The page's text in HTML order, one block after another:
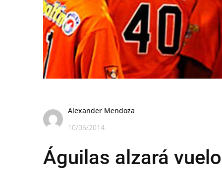
Alexander Mendoza
10/06/2014
Águilas alzará vuelo